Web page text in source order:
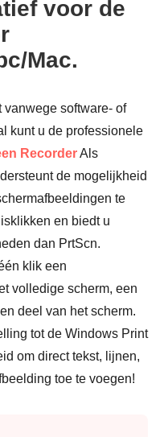
voor de
Mac.
vanwege software- of
kunt u de professionele
RecorderAls
de mogelijkheid
te
en biedt u
dan PrtScn.
klik een
volledige scherm, een
deel van het scherm.
tot de Windows Print
om direct tekst, lijnen,
toe te voegen!